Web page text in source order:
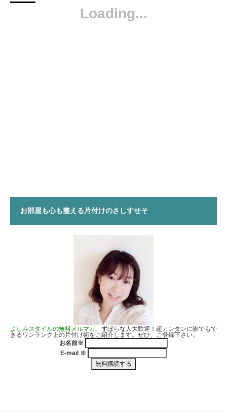
お部屋も心も整える片付けのさしすせそ
よしみスタイルの無料メルマガ。 ずぼらな人大歓迎！超カンタンに誰でもで
きるワンランク上の片付け術をご紹介します。ぜひ、ご登録下さい。
お名前※
E-mail ※